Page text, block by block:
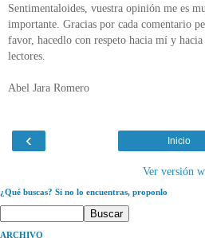
Sentimentaloides, vuestra opinión me es
importante. Gracias por cada comentario
favor, hacedlo con respeto hacia mí y hacia
lectores.
Abel Jara Romero
‹ Inicio
Ver versión
¿Qué buscas? Si no lo encuentras, proponlo
ARCHIVO